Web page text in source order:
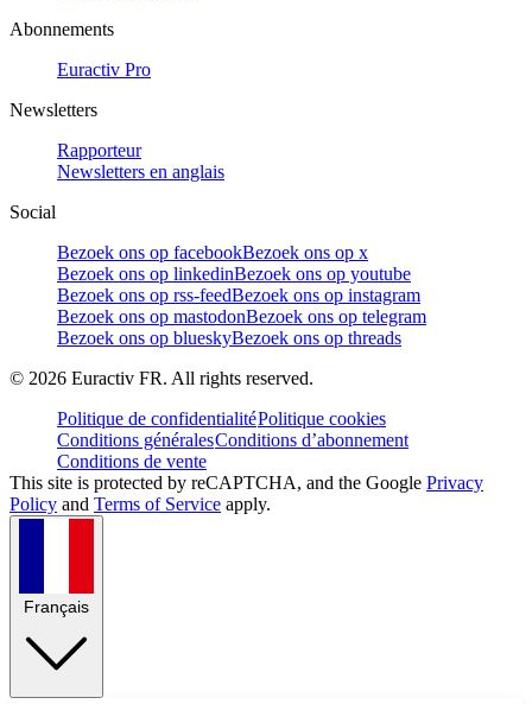
Abonnements
Euractiv Pro
Newsletters
Rapporteur
Newsletters en anglais
Social
Bezoek ons op facebookBezoek ons op x
Bezoek ons op linkedinBezoek ons op youtube
Bezoek ons op rss-feedBezoek ons op instagram
Bezoek ons op mastodonBezoek ons op telegram
Bezoek ons op blueskyBezoek ons op threads
© 2026 Euractiv FR. All rights reserved.
Politique de confidentialitéPolitique cookies
Conditions généralesConditions d’abonnement
Conditions de vente
This site is protected by reCAPTCHA, and the Google Privacy
Policy and Terms of Service apply.
Français